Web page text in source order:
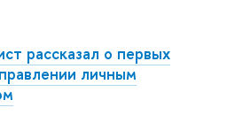
рассказал о первых
личным